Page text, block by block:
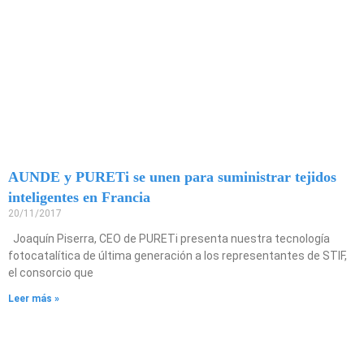
AUNDE y PURETi se unen para suministrar tejidos
inteligentes en Francia
20/11/2017
Joaquín Piserra, CEO de PURETi presenta nuestra tecnología
fotocatalítica de última generación a los representantes de STIF,
el consorcio que
Leer más »